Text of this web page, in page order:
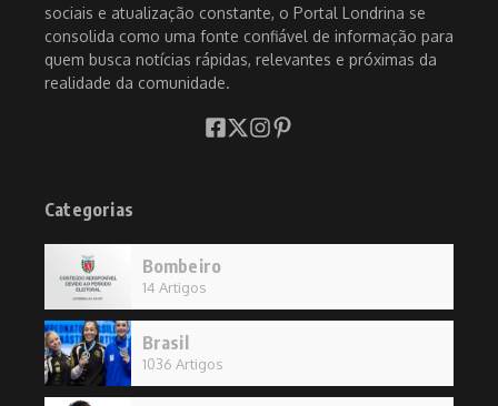
sociais e atualização constante, o Portal Londrina se
consolida como uma fonte confiável de informação para
quem busca notícias rápidas, relevantes e próximas da
realidade da comunidade.
Categorias
Bombeiro
14 Artigos
Brasil
1036 Artigos